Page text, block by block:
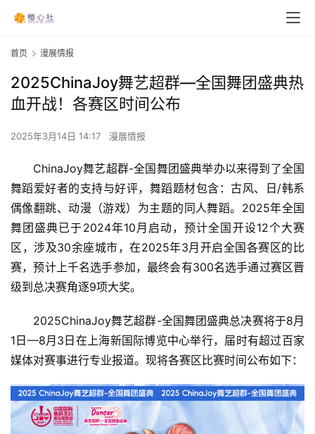
首页 漫展情报
2025ChinaJoy舞艺超群—全国舞团盛典热
血开战！各赛区时间公布
2025年3月14日 14:17 漫展情报
ChinaJoy舞艺超群-全国舞团盛典举办以来得到了全国
舞蹈爱好者的支持与好评，舞蹈题材包含：古风、日/韩系
偶像翻跳、动漫（游戏）为主题的同人舞蹈。2025年全国
舞团盛典已于2024年10月启动，预计全国开设12个大赛
区，涉及30余座城市，在2025年3月开启全国各赛区的比
赛，预计上千名选手参加，最终会有300名选手通过赛区晋
级到总决赛角逐9项大奖。
2025ChinaJoy舞艺超群-全国舞团盛典总决赛将于8月
1日—8月3日在上海新国际博览中心举行，届时有超过百家
媒体对赛事进行专业报道。现将各赛区比赛时间公布如下：